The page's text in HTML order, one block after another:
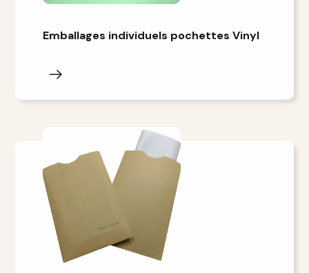
Emballages individuels pochettes Vinyl